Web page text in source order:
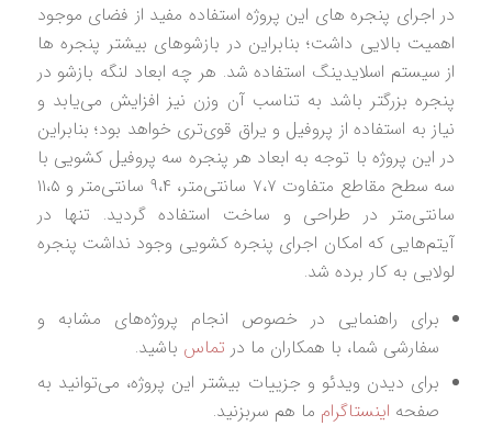
در اجرای پنجره‌ های این پروژه استفاده مفید از فضای موجود
اهمیت بالایی داشت؛ بنابراین در بازشوهای بیشتر پنجره‌ ها
از سیستم اسلایدینگ استفاده شد. هر چه ابعاد لنگه بازشو در
پنجره بزرگتر باشد به تناسب آن وزن نیز افزایش می‌یابد و
نیاز به استفاده از پروفیل و یراق قوی‌تری خواهد بود؛ بنابراین
در این پروژه با توجه به ابعاد هر پنجره سه پروفیل کشویی با
سه سطح مقاطع متفاوت ۷،۷ سانتی‌متر، ۹،۴ سانتی‌متر و ۱۱،۵
سانتی‌متر در طراحی و ساخت استفاده گردید. تنها در
آیتم‌هایی که امکان اجرای پنجره کشویی وجود نداشت پنجره
لولایی به کار برده شد.
برای راهنمایی در خصوص انجام پروژه‌های مشابه و
سفارشی شما، با همکاران ما در تماس باشید.
برای دیدن ویدئو و جزییات بیشتر این پروژه، می‌توانید به
صفحه اینستاگرام ما هم سربزنید.